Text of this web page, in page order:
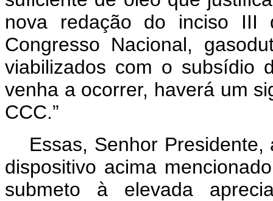
nova redação do inciso
Congresso Nacional,
viabilizados com o subsídio
venha a ocorrer, haverá um
CCC.”
Essas, Senhor
dispositivo acima
submeto à elevada